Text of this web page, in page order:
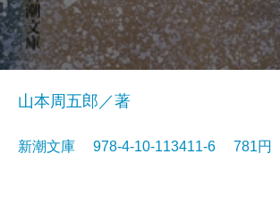
山本周五郎／著
新潮文庫 978-4-10-113411-6 781円